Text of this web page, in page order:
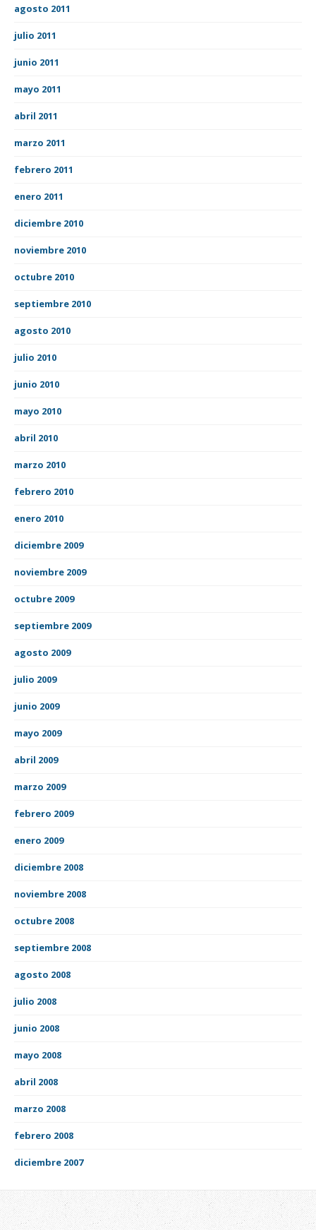
agosto 2011
julio 2011
junio 2011
mayo 2011
abril 2011
marzo 2011
febrero 2011
enero 2011
diciembre 2010
noviembre 2010
octubre 2010
septiembre 2010
agosto 2010
julio 2010
junio 2010
mayo 2010
abril 2010
marzo 2010
febrero 2010
enero 2010
diciembre 2009
noviembre 2009
octubre 2009
septiembre 2009
agosto 2009
julio 2009
junio 2009
mayo 2009
abril 2009
marzo 2009
febrero 2009
enero 2009
diciembre 2008
noviembre 2008
octubre 2008
septiembre 2008
agosto 2008
julio 2008
junio 2008
mayo 2008
abril 2008
marzo 2008
febrero 2008
diciembre 2007